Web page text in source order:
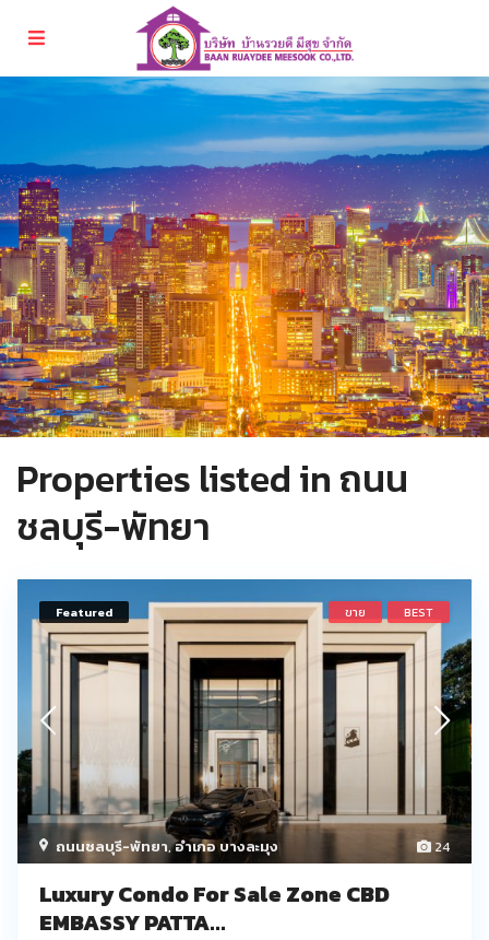
Properties listed in ถนน
ชลบุรี-พัทยา
24
ถนนชลบุรี-พัทยา,อำเภอ บางละมุง
Featured ขาย BEST
Luxury Condo For Sale Zone CBD
EMBASSY PATTA...